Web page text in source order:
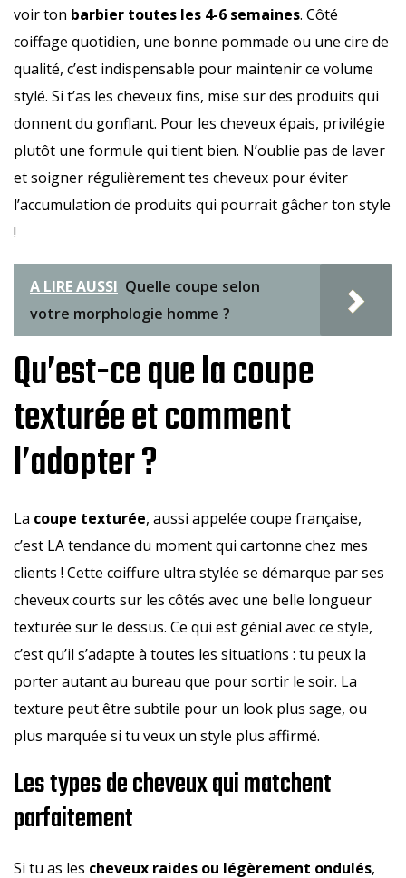
voir ton barbier toutes les 4-6 semaines. Côté
coiffage quotidien, une bonne pommade ou une cire de
qualité, c’est indispensable pour maintenir ce volume
stylé. Si t’as les cheveux fins, mise sur des produits qui
donnent du gonflant. Pour les cheveux épais, privilégie
plutôt une formule qui tient bien. N’oublie pas de laver
et soigner régulièrement tes cheveux pour éviter
l’accumulation de produits qui pourrait gâcher ton style
!
A LIRE AUSSI Quelle coupe selon
votre morphologie homme ?
Qu’est-ce que la coupe
texturée et comment
l’adopter ?
La coupe texturée, aussi appelée coupe française,
c’est LA tendance du moment qui cartonne chez mes
clients ! Cette coiffure ultra stylée se démarque par ses
cheveux courts sur les côtés avec une belle longueur
texturée sur le dessus. Ce qui est génial avec ce style,
c’est qu’il s’adapte à toutes les situations : tu peux la
porter autant au bureau que pour sortir le soir. La
texture peut être subtile pour un look plus sage, ou
plus marquée si tu veux un style plus affirmé.
Les types de cheveux qui matchent
parfaitement
Si tu as les cheveux raides ou légèrement ondulés,